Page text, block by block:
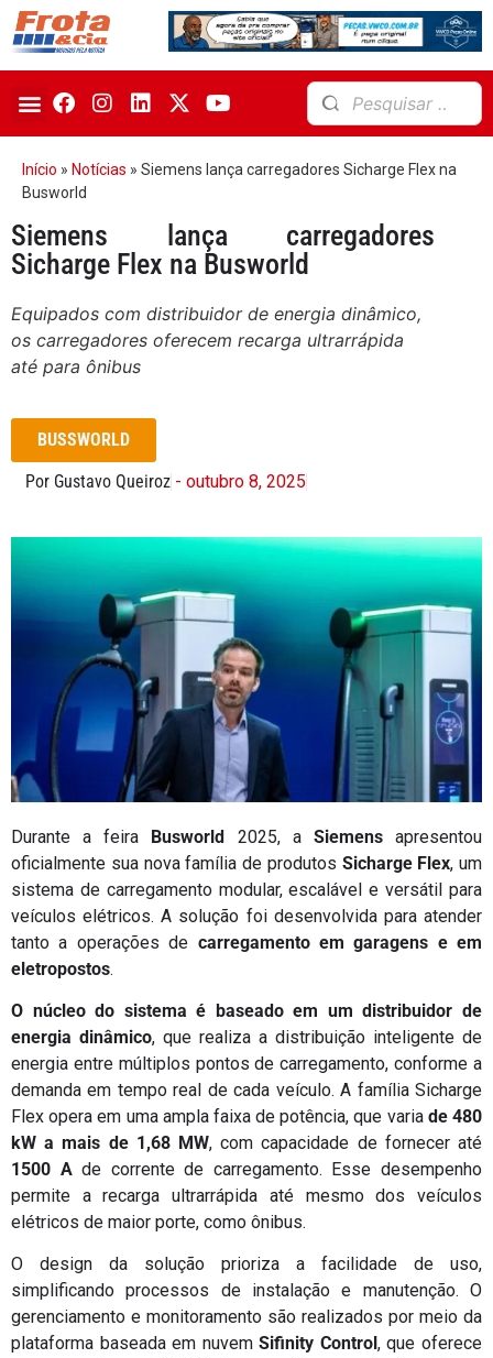
Início » Notícias » Siemens lança carregadores Sicharge Flex na
Busworld
Siemens lança carregadores
Sicharge Flex na Busworld
Equipados com distribuidor de energia dinâmico,
os carregadores oferecem recarga ultrarrápida
até para ônibus
BUSSWORLD
Por Gustavo Queiroz - outubro 8, 2025
Durante a feira Busworld 2025, a Siemensapresentou
oficialmente sua nova família de produtos Sicharge Flex, um
sistema de carregamento modular, escalável e versátil para
veículos elétricos. A solução foi desenvolvida para atender
tanto a operações de carregamento em garagens e em
eletropostos.
O núcleo do sistema é baseado em um distribuidor de
energia dinâmico, que realiza a distribuição inteligente de
energia entre múltiplos pontos de carregamento, conforme a
demanda em tempo real de cada veículo. A família Sicharge
Flex opera em uma ampla faixa de potência, que varia de 480
kW a mais de 1,68 MW, com capacidade de fornecer até
1500 Ade corrente de carregamento. Esse desempenho
permite a recarga ultrarrápida até mesmo dos veículos
elétricos de maior porte, como ônibus.
O design da solução prioriza a facilidade de uso,
simplificando processos de instalação e manutenção. O
gerenciamento e monitoramento são realizados por meio da
plataforma baseada em nuvemSifinity Control , que oferece